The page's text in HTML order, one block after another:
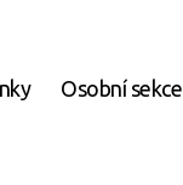
Osobní sekce